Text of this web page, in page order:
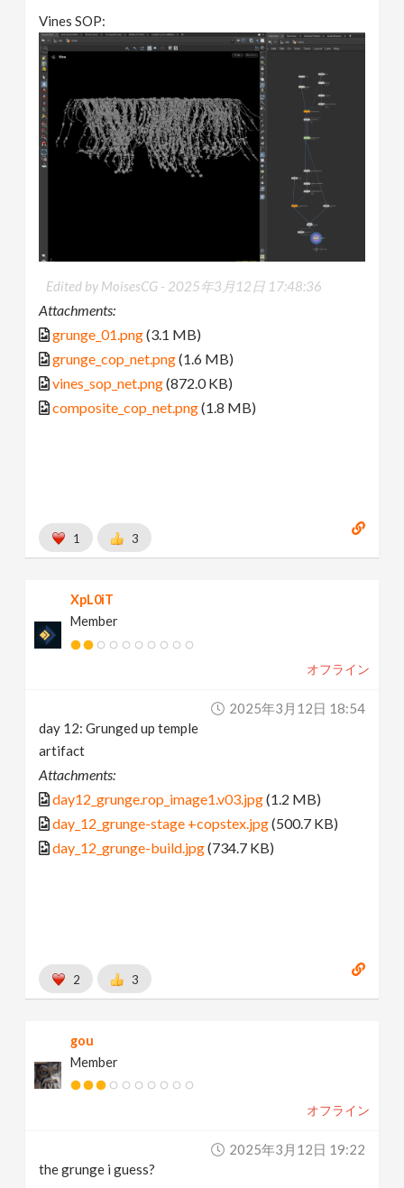
Vines SOP:
Edited by MoisesCG - 2025年3月12日 17:48:36
Attachments:
grunge_01.png(3.1 MB)
grunge_cop_net.png(1.6 MB)
vines_sop_net.png(872.0 KB)
composite_cop_net.png(1.8 MB)
1 3
XpL0iT
Member
オフライン
2025年3月12日 18:54
day 12: Grunged up temple
artifact
Attachments:
day12_grunge.rop_image1.v03.jpg(1.2 MB)
day_12_grunge-stage +copstex.jpg(500.7 KB)
day_12_grunge-build.jpg(734.7 KB)
2 3
gou
Member
オフライン
2025年3月12日 19:22
the grunge i guess?